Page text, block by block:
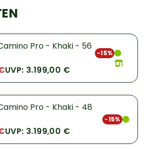
Pro - Khaki - 56
UVP: 3.199,00 €
-15%
Pro - Khaki - 48
UVP: 3.199,00 €
-15%